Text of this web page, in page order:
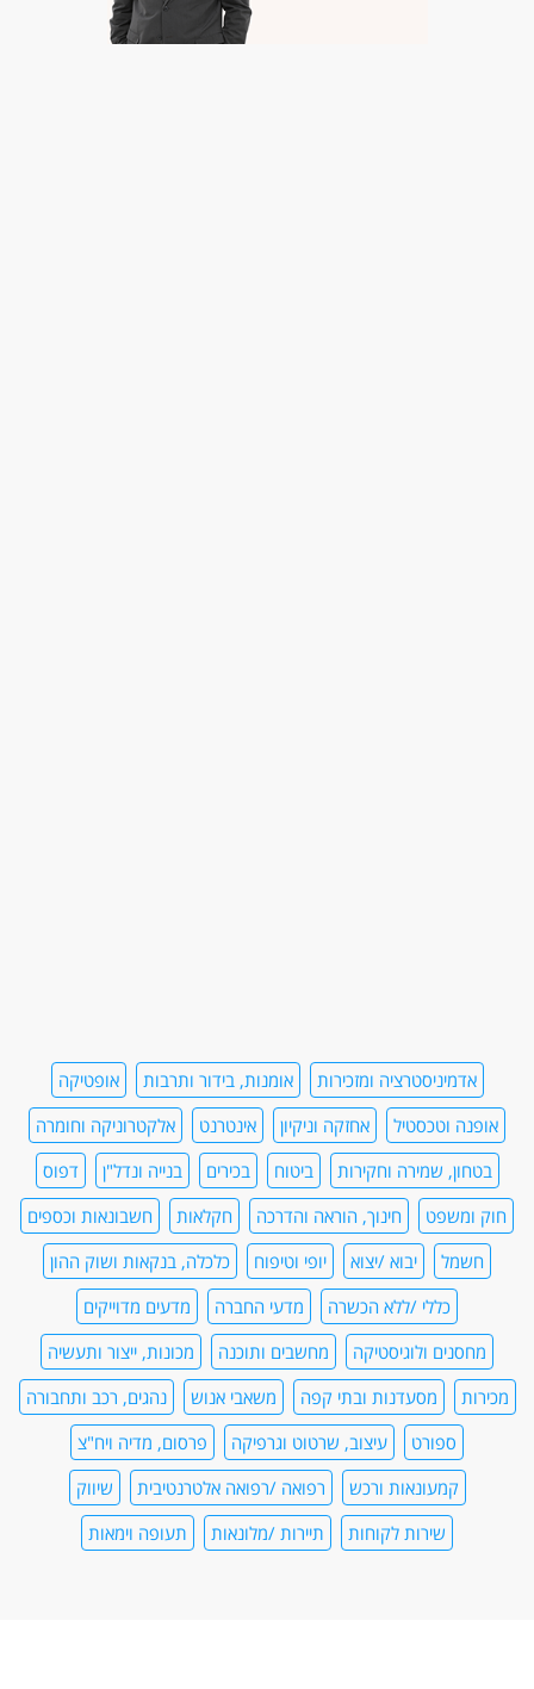
אדמיניסטרציה ומזכירות אומנות, בידור ותרבות
אופטיקה
אופנה וטכסטיל
אחזקה וניקיון אינטרנט
אלקטרוניקה וחומרה
בטחון, שמירה וחקירות
ביטוח בכירים בנייה ונדל"ן
דפוס
חוק ומשפט
חינוך, הוראה והדרכה חקלאות
חשבונאות וכספים
חשמל
יבוא /יצוא יופי וטיפוח
כלכלה, בנקאות ושוק ההון
כללי /ללא הכשרה
מדעי החברה
מדעים מדוייקים
מחסנים ולוגיסטיקה
מחשבים ותוכנה
מכונות, ייצור ותעשיה
מכירות
מסעדנות ובתי קפה משאבי אנוש
נהגים, רכב ותחבורה
ספורט
עיצוב, שרטוט וגרפיקה
פרסום, מדיה ויח"צ
קמעונאות ורכש
רפואה /רפואה אלטרנטיבית
שיווק
שירות לקוחות
תיירות /מלונאות תעופה וימאות